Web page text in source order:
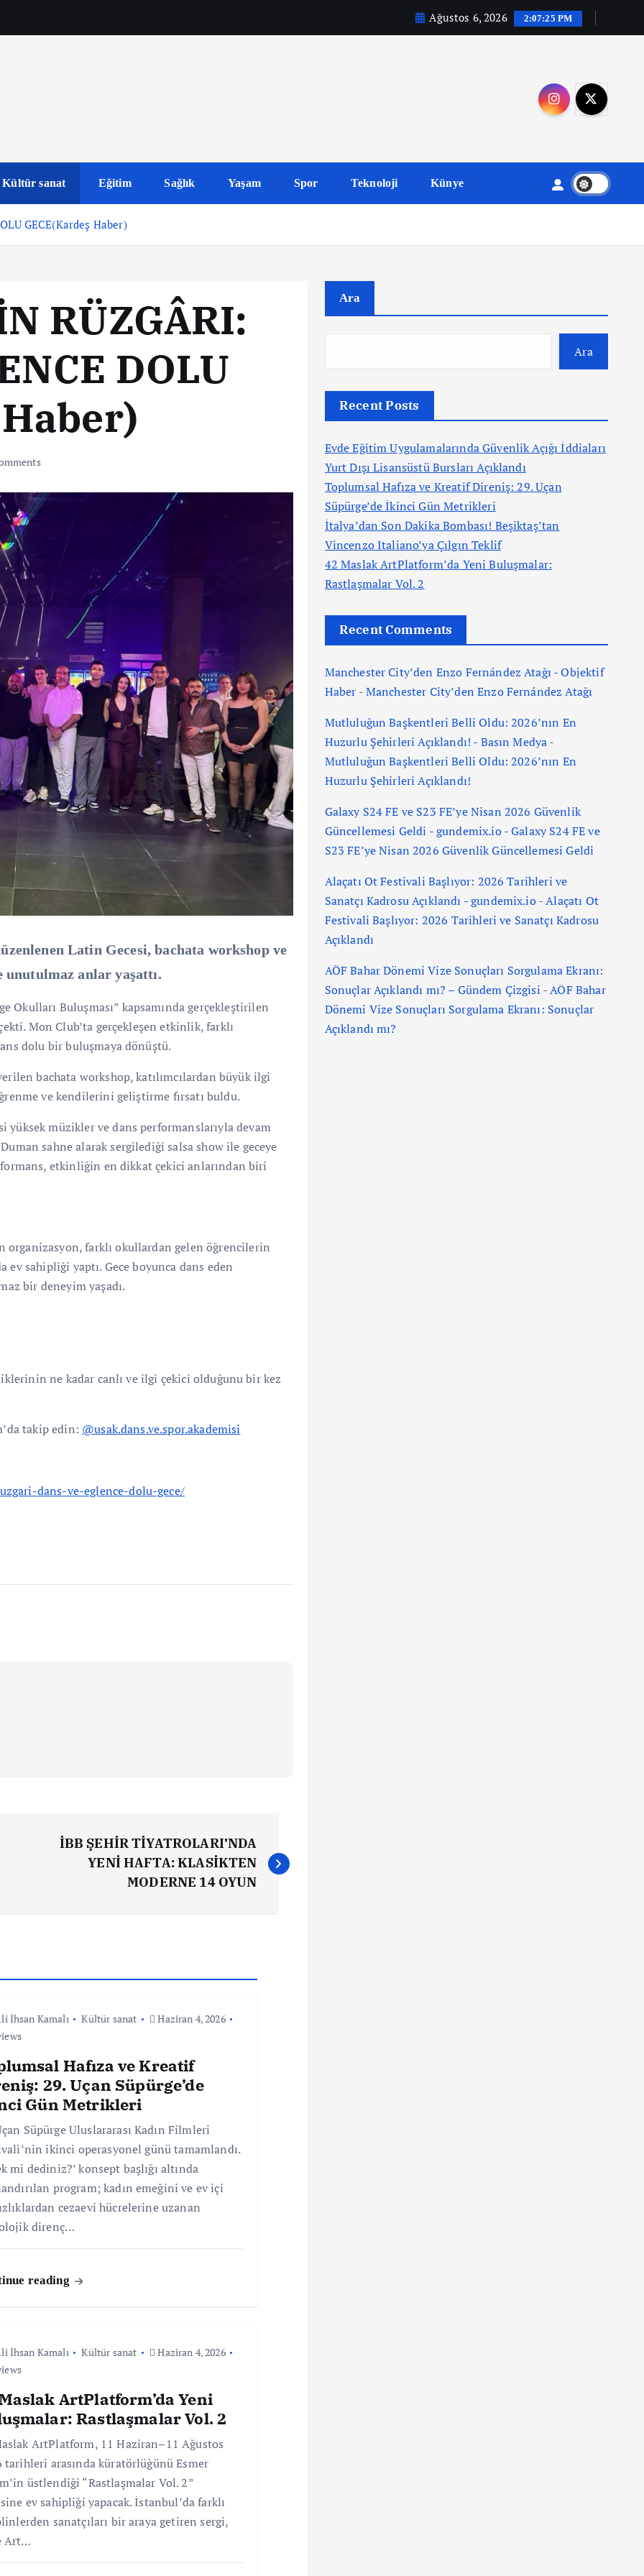
Ağustos 6, 2026 2:07:25 PM
Kültür sanat Eğitim Sağlık Yaşam Spor Teknoloji Künye
GECE(Kardeş Haber)
RÜZGÂRI:
DOLU
Latin Gecesi, bachata workshop ve
unutulmaz anlar yaşattı.
Okulları Buluşması” kapsamında gerçekleştirilen
Mon Club’ta gerçekleşen etkinlik, farklı
dolu bir buluşmaya dönüştü.
bachata workshop, katılımcılardan büyük ilgi
ve kendilerini geliştirme fırsatı buldu.
yüksek müzikler ve dans performanslarıyla devam
sahne alarak sergilediği salsa show ile geceye
etkinliğin en dikkat çekici anlarından biri
organizasyon, farklı okullardan gelen öğrencilerin
ev sahipliği yaptı. Gece boyunca dans eden
bir deneyim yaşadı.
ne kadar canlı ve ilgi çekici olduğunu bir kez
takip edin: @usak.dans.ve.spor.akademisi
dans-ve-eglence-dolu-gece/
İBB ŞEHİR TİYATROLARI’NDA
YENİ HAFTA: KLASİKTEN
MODERNE 14 OYUN
İhsan Kamalı Kültür sanat
Haziran 4, 2026
Hafıza ve Kreatif
29. Uçan Süpürge’de
Gün Metrikleri
Süpürge Uluslararası Kadın Filmleri
ikinci operasyonel günü tamamlandı.
mi dediniz?’ konsept başlığı altında
program; kadın emeğini ve ev içi
cezaevi hücrelerine uzanan
direnç…
reading
İhsan Kamalı Kültür sanat
Haziran 4, 2026
ArtPlatform’da Yeni
Rastlaşmalar Vol. 2
ArtPlatform, 11 Haziran–11 Ağustos
tarihleri arasında küratörlüğünü Esmer
üstlendiği “Rastlaşmalar Vol. 2”
ev sahipliği yapacak. İstanbul’da farklı
sanatçıları bir araya getiren sergi,
Art…
Ara
Ara
Recent Posts
Evde Eğitim Uygulamalarında Güvenlik Açığı İddiaları
Yurt Dışı Lisansüstü Bursları Açıklandı
Toplumsal Hafıza ve Kreatif Direniş: 29. Uçan
Süpürge’de İkinci Gün Metrikleri
İtalya’dan Son Dakika Bombası! Beşiktaş’tan
Vincenzo Italiano’ya Çılgın Teklif
42 Maslak ArtPlatform’da Yeni Buluşmalar:
Rastlaşmalar Vol. 2
Recent Comments
Manchester City’den Enzo Fernández Atağı - Objektif
Haber -Manchester City’den Enzo Fernández Atağı
Mutluluğun Başkentleri Belli Oldu: 2026’nın En
Huzurlu Şehirleri Açıklandı! - Basın Medya-
Mutluluğun Başkentleri Belli Oldu: 2026’nın En
Huzurlu Şehirleri Açıklandı!
Galaxy S24 FE ve S23 FE’ye Nisan 2026 Güvenlik
Güncellemesi Geldi - gundemix.io-Galaxy S24 FE ve
S23 FE’ye Nisan 2026 Güvenlik Güncellemesi Geldi
Alaçatı Ot Festivali Başlıyor: 2026 Tarihleri ve
Sanatçı Kadrosu Açıklandı - gundemix.io-Alaçatı Ot
Festivali Başlıyor: 2026 Tarihleri ve Sanatçı Kadrosu
Açıklandı
AÖF Bahar Dönemi Vize Sonuçları Sorgulama Ekranı:
Sonuçlar Açıklandı mı? – Gündem Çizgisi -AÖF Bahar
Dönemi Vize Sonuçları Sorgulama Ekranı: Sonuçlar
Açıklandı mı?